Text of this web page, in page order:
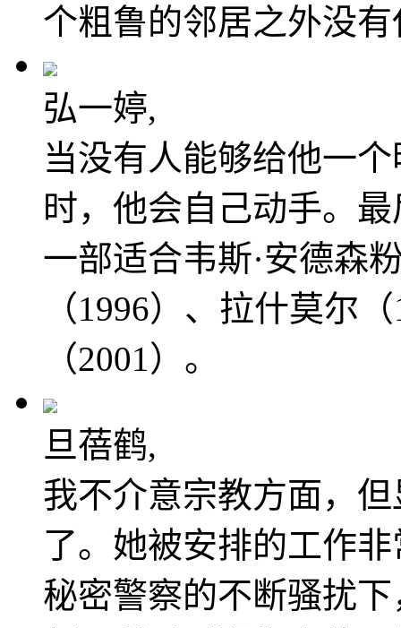
个粗鲁的邻居之外没
弘一婷,
当没有人能够给他一
时，他会自己动手。
一部适合韦斯·安德森
（1996）、拉什莫尔
（2001）。
旦蓓鹤,
我不介意宗教方面，
了。她被安排的工作
秘密警察的不断骚扰